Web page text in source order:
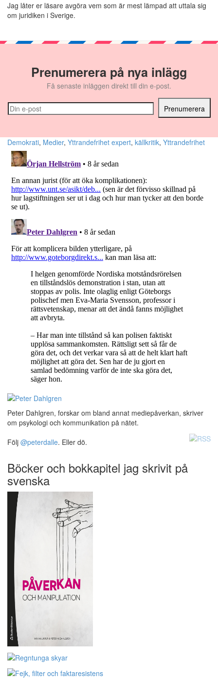
Jag låter er läsare avgöra vem som är mest lämpad att uttala sig
om juridiken i Sverige.
Prenumerera på nya inlägg
Få senaste inläggen direkt till din e-post.
Demokrati, Medier, Yttrandefrihet expert, källkritik, Yttrandefrihet
Peter Dahlgren, forskar om bland annat mediepåverkan, skriver
om psykologi och kommunikation på nätet.
Följ @peterdalle. Eller dö.
Böcker och bokkapitel jag skrivit på
svenska